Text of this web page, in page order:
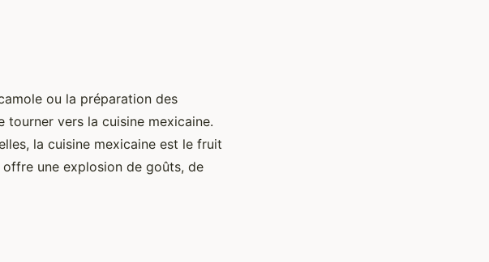
ou la préparation des
vers la cuisine mexicaine.
la cuisine mexicaine est le fruit
offre une explosion de goûts, de